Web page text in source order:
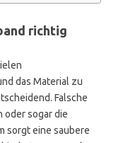
richtig
das Material zu
Falsche
oder sogar die
sorgt eine saubere